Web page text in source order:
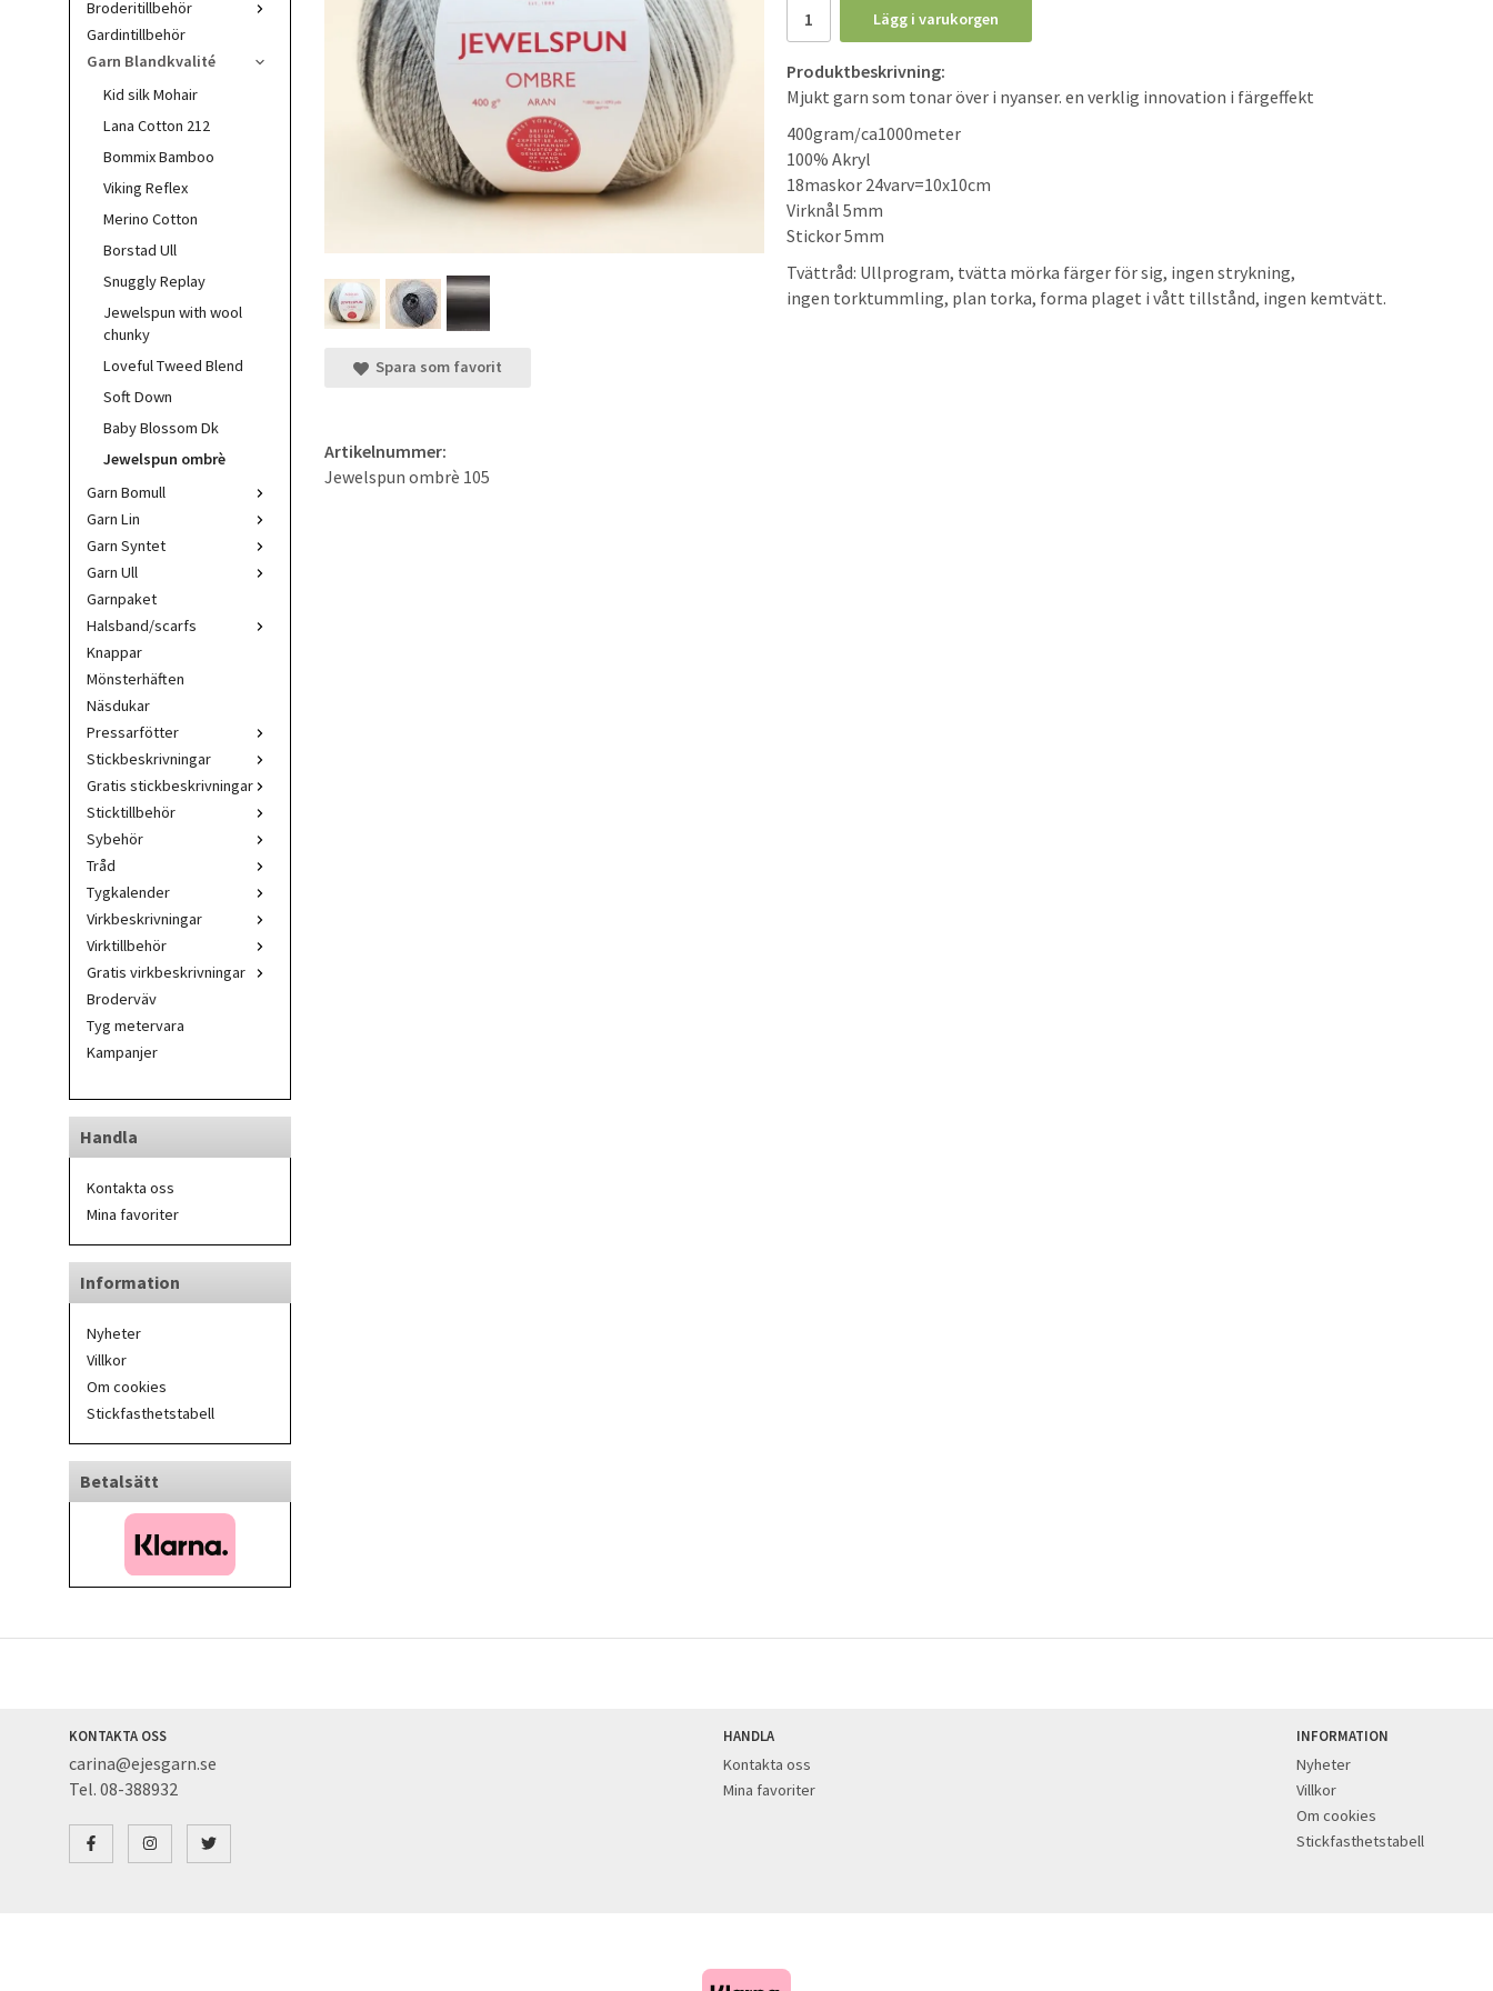
Broderitillbehör
Gardintillbehör
Garn Blandkvalité
Kid silk Mohair
Lana Cotton 212
Bommix Bamboo
Viking Reflex
Merino Cotton
Borstad Ull
Snuggly Replay
Jewelspun with wool
chunky
Loveful Tweed Blend
Soft Down
Baby Blossom Dk
Jewelspun ombrè
Garn Bomull
Garn Lin
Garn Syntet
Garn Ull
Garnpaket
Halsband/scarfs
Knappar
Mönsterhäften
Näsdukar
Pressarfötter
Stickbeskrivningar
Gratis stickbeskrivningar
Sticktillbehör
Sybehör
Tråd
Tygkalender
Virkbeskrivningar
Virktillbehör
Gratis virkbeskrivningar
Broderväv
Tyg metervara
Kampanjer
Handla
Kontakta oss
Mina favoriter
Information
Nyheter
Villkor
Om cookies
Stickfasthetstabell
Betalsätt
Lägg i varukorgen
Produktbeskrivning:
Mjukt garn som tonar över i nyanser. en verklig innovation i färgeffekt
400gram/ca1000meter
100% Akryl
18maskor 24varv=10x10cm
Virknål 5mm
Stickor 5mm
Tvättråd: Ullprogram, tvätta mörka färger för sig, ingen strykning,
ingen torktummling, plan torka, forma plaget i vått tillstånd, ingen kemtvätt.
Spara som favorit
Artikelnummer:
Jewelspun ombrè 105
KONTAKTA OSS
carina@ejesgarn.se
Tel. 08-388932
HANDLA
Kontakta oss
Mina favoriter
INFORMATION
Nyheter
Villkor
Om cookies
Stickfasthetstabell